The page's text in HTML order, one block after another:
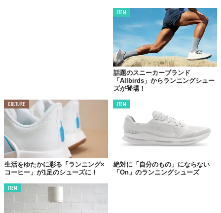
僕のは2015年頃に発売されたものですが、現在も人気のあるシリ
ーズです。箱根駅伝3連覇の青学陸上部も使っているとか。
つまり、このシューズはサブ3ーーフルマラソンを3時間以下で走
るランナー向けのモデル。本気のランニングシューズなので、ジ
ムで使うなんて贅沢すぎる！ はっきり言って場違いです。
実際、履いていても驚くほど軽いし、Continentalというタイヤメ
ーカーが開発したラバーはクッション性もグリップ力も素晴らし
いです。
ジムじゃなくて、ランニングで使えって話ですよね（笑）。
ただ言い訳をさせてもらうと、軽いってことはそれだけ携帯しや
すいんです。
僕は仕事帰りに、行ける時にジムへ行くって感じなので、ジム用
シューズは通勤バッグに入れっぱなし。軽量というのはすごく大
事なポイントなんです。
あとは、このカラーリング。
ITEM
話題のスニーカーブランド
「Allbirds」からランニングシュー
ズが登場！
CULTURE
生活をゆたかに彩る「ランニング×
コーヒー」が1足のシューズに！
ITEM
絶対に「自分のもの」にならない
「On」のランニングシューズ
ITEM